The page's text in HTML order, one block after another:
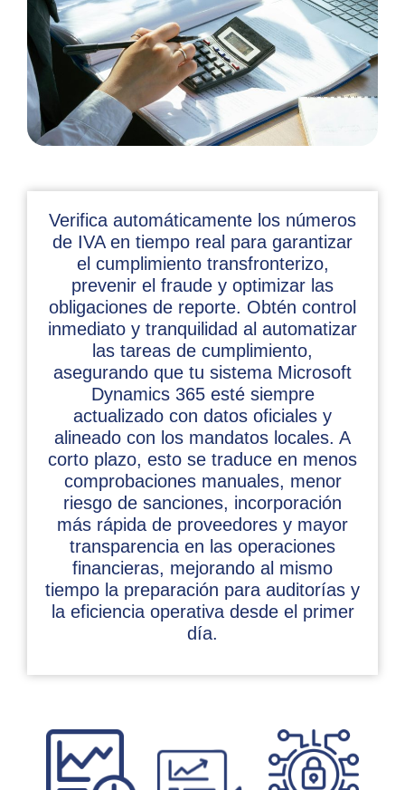
Verifica automáticamente los números
de IVA en tiempo real para garantizar
el cumplimiento transfronterizo,
prevenir el fraude y optimizar las
obligaciones de reporte. Obtén control
inmediato y tranquilidad al automatizar
las tareas de cumplimiento,
asegurando que tu sistema Microsoft
Dynamics 365 esté siempre
actualizado con datos oficiales y
alineado con los mandatos locales. A
corto plazo, esto se traduce en menos
comprobaciones manuales, menor
riesgo de sanciones, incorporación
más rápida de proveedores y mayor
transparencia en las operaciones
financieras, mejorando al mismo
tiempo la preparación para auditorías y
la eficiencia operativa desde el primer
día.